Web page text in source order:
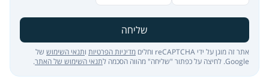
שליחה
אתר זה מוגן על ידי reCAPTCHA וחלים מדיניות הפרטיות ותנאי השימוש של
Google. לחיצה על כפתור "שליחה" מהווה הסכמה ל
תנאי השימוש של האתר.